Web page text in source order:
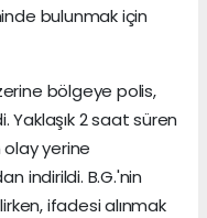
bulunmak için
bölgeye polis,
Yaklaşık 2 saat süren
olay yerine
indirildi. B.G.'nin
ifadesi alınmak